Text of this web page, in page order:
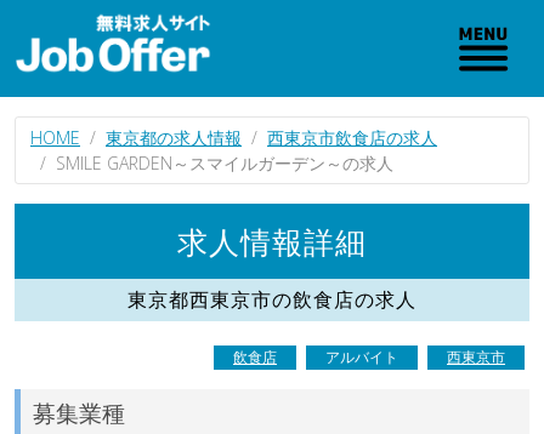
HOME 東京都の求人情報
西東京市飲食店の求人
SMILE GARDEN～スマイルガーデン～の求人
求人情報詳細
東京都西東京市の飲食店の求人
飲食店 アルバイト 西東京市
募集業種